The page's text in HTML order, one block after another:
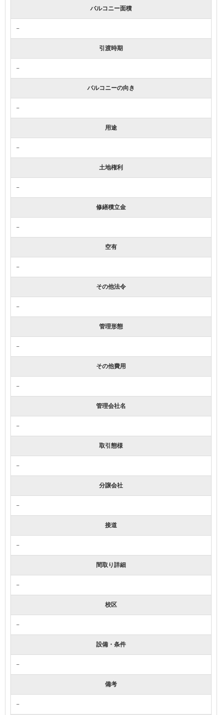
バルコニー面積
－
引渡時期
－
バルコニーの向き
－
用途
－
土地権利
－
修繕積立金
－
空有
－
その他法令
－
管理形態
－
その他費用
－
管理会社名
－
取引態様
－
分譲会社
－
接道
－
間取り詳細
－
校区
－
設備・条件
－
備考
－